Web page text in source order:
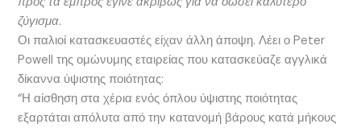
ζύγισμα.
Οι παλιοί κατασκευαστές είχαν άλλη άποψη. Λέει ο Peter
Powell της ομώνυμης εταιρείας που κατασκεύαζε αγγλικά
δίκαννα ύψιστης ποιότητας:
“Η αίσθηση στα χέρια ενός όπλου ύψιστης ποιότητας
εξαρτάται απόλυτα από την κατανομή βάρους κατά μήκους